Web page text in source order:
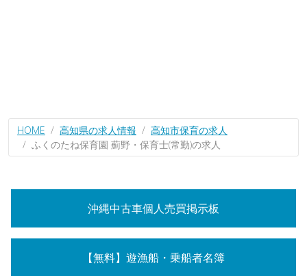
HOME 高知県の求人情報
高知市保育の求人
ふくのたね保育園 薊野・保育士(常勤)の求人
沖縄中古車個人売買掲示板
【無料】遊漁船・乗船者名簿